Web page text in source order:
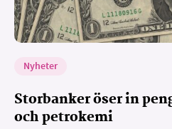
Nyheter
Storbanker öser in
och petrokemi